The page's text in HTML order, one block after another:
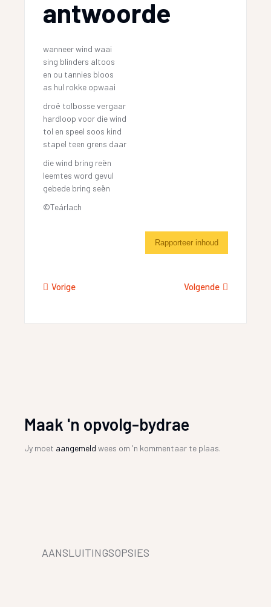
antwoorde
wanneer wind waai
sing blinders altoos
en ou tannies bloos
as hul rokke opwaai
droë tolbosse vergaar
hardloop voor die wind
tol en speel soos kind
stapel teen grens daar
die wind bring reën
leemtes word gevul
gebede bring seën
©Teárlach
Rapporteer inhoud
Vorige Volgende
Maak 'n opvolg-bydrae
Jy moet aangemeld wees om 'n kommentaar te plaas.
AANSLUITINGSOPSIES